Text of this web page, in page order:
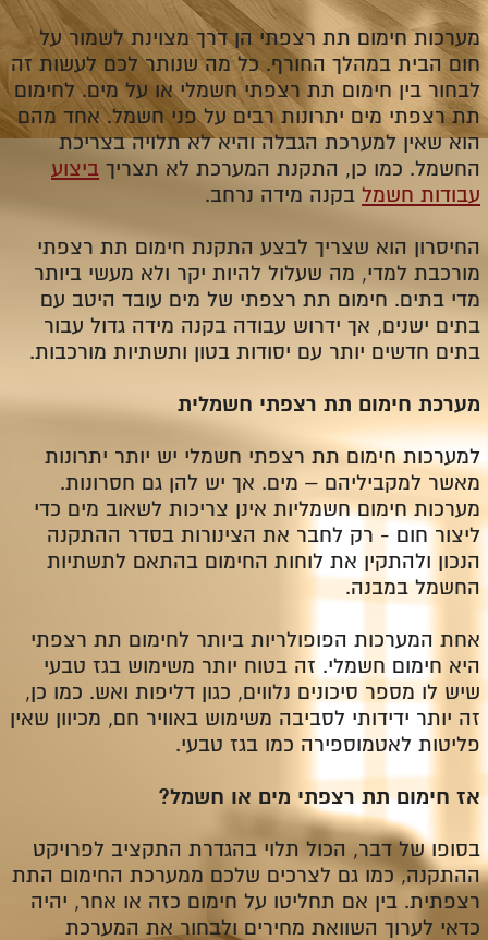
מערכות חימום תת רצפתי הן דרך מצוינת לשמור על
חום הבית במהלך החורף. כל מה שנותר לכם לעשות זה
לבחור בין חימום תת רצפתי חשמלי או על מים. לחימום
תת רצפתי מים יתרונות רבים על פני חשמל. אחד מהם
הוא שאין למערכת הגבלה והיא לא תלויה בצריכת
החשמל. כמו כן, התקנת המערכת לא תצריך ביצוע
עבודות חשמל בקנה מידה נרחב.
החיסרון הוא שצריך לבצע התקנת חימום תת רצפתי
מורכבת למדי, מה שעלול להיות יקר ולא מעשי ביותר
מדי בתים. חימום תת רצפתי של מים עובד היטב עם
בתים ישנים, אך ידרוש עבודה בקנה מידה גדול עבור
בתים חדשים יותר עם יסודות בטון ותשתיות מורכבות.
מערכת חימום תת רצפתי חשמלית
למערכות חימום תת רצפתי חשמלי יש יותר יתרונות
מאשר למקביליהם – מים. אך יש להן גם חסרונות.
מערכות חימום חשמליות אינן צריכות לשאוב מים כדי
ליצור חום - רק לחבר את הצינורות בסדר ההתקנה
הנכון ולהתקין את לוחות החימום בהתאם לתשתיות
החשמל במבנה.
אחת המערכות הפופולריות ביותר לחימום תת רצפתי
היא חימום חשמלי. זה בטוח יותר משימוש בגז טבעי
שיש לו מספר סיכונים נלווים, כגון דליפות ואש. כמו כן,
זה יותר ידידותי לסביבה משימוש באוויר חם, מכיוון שאין
פליטות לאטמוספירה כמו בגז טבעי.
אז חימום תת רצפתי מים או חשמל?
בסופו של דבר, הכול תלוי בהגדרת התקציב לפרויקט
ההתקנה, כמו גם לצרכים שלכם ממערכת החימום התת
רצפתית. בין אם תחליטו על חימום כזה או אחר, יהיה
כדאי לערוך השוואת מחירים ולבחור את המערכת